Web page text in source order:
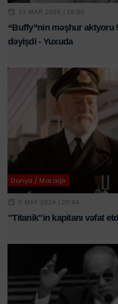
21 MAR 2026 | 18:00
“Buffy”nin məşhur aktyoru
dəyişdi - Yuxuda
Dünya / Maraqlı
5 MAY 2024 | 20:44
"Titanik"in kapitanı vəfat